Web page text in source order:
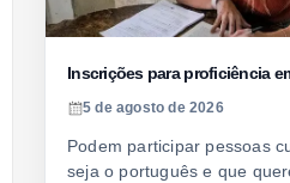
Inscrições para proficiência
5 de agosto de 2026
Podem participar pessoas
seja o português e que